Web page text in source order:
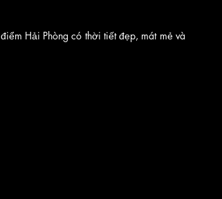
Hải Phòng có thời tiết đẹp, mát mẻ và